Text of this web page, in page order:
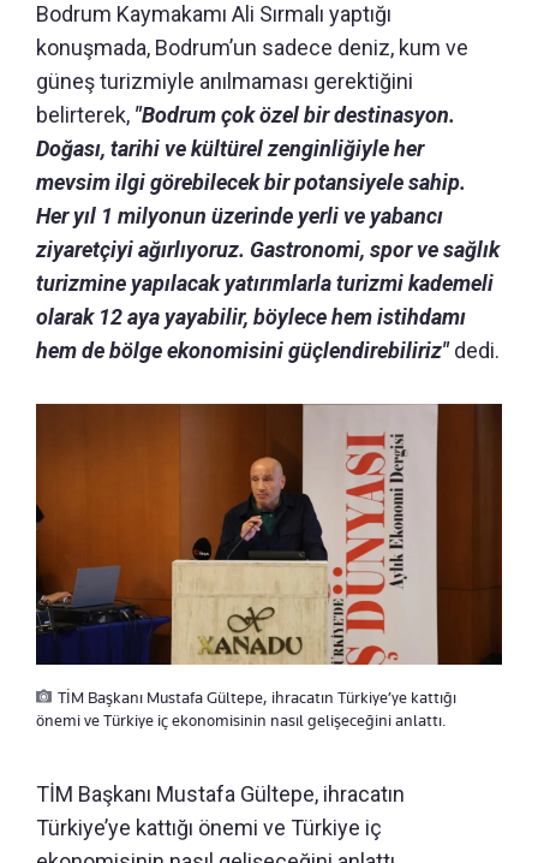
Bodrum Kaymakamı Ali Sırmalı yaptığı
konuşmada, Bodrum’un sadece deniz, kum ve
güneş turizmiyle anılmaması gerektiğini
belirterek, "Bodrum çok özel bir destinasyon.
Doğası, tarihi ve kültürel zenginliğiyle her
mevsim ilgi görebilecek bir potansiyele sahip.
Her yıl 1 milyonun üzerinde yerli ve yabancı
ziyaretçiyi ağırlıyoruz. Gastronomi, spor ve sağlık
turizmine yapılacak yatırımlarla turizmi kademeli
olarak 12 aya yayabilir, böylece hem istihdamı
hem de bölge ekonomisini güçlendirebiliriz"dedi.
TİM Başkanı Mustafa Gültepe, ihracatın Türkiye’ye kattığı
önemi ve Türkiye iç ekonomisinin nasıl gelişeceğini anlattı.
TİM Başkanı Mustafa Gültepe, ihracatın
Türkiye’ye kattığı önemi ve Türkiye iç